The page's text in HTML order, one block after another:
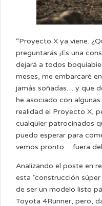
“Proyecto X ya viene.
preguntarás ¡Es una
dejará a todos
meses, me embarcaré
jamás soñadas… y que
he asociado con
realidad el Proyecto X,
cualquier patrocinados
puedo esperar para
vemos pronto… fuera
Analizando el poste en
esta “construcción
de ser un modelo listo
Toyota 4Runner, pero,